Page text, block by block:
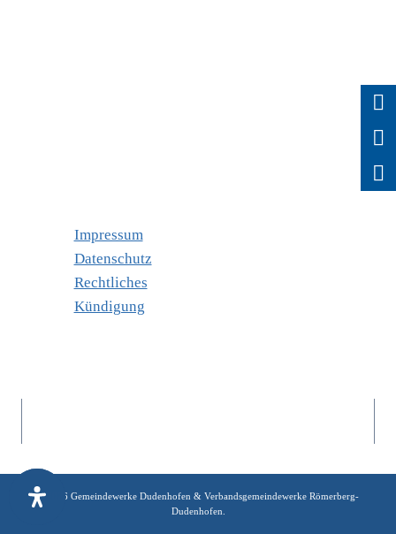
Impressum
Datenschutz
Rechtliches
Kündigung
© 2026 Gemeindewerke Dudenhofen & Verbandsgemeindewerke Römerberg-
Dudenhofen.